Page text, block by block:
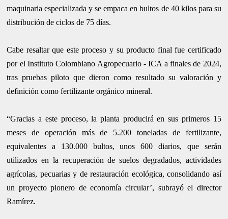
maquinaria especializada y se empaca en bultos de 40 kilos para su
distribución de ciclos de 75 días.
Cabe resaltar que este proceso y su producto final fue certificado
por el Instituto Colombiano Agropecuario - ICA a finales de 2024,
tras pruebas piloto que dieron como resultado su valoración y
definición como fertilizante orgánico mineral.
“Gracias a este proceso, la planta producirá en sus primeros 15
meses de operación más de 5.200 toneladas de fertilizante,
equivalentes a 130.000 bultos, unos 600 diarios, que serán
utilizados en la recuperación de suelos degradados, actividades
agrícolas, pecuarias y de restauración ecológica, consolidando así
un proyecto pionero de economía circular’, subrayó el director
Ramírez.